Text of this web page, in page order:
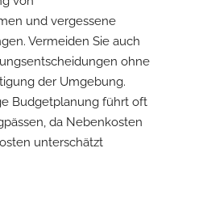
und vergessene
Vermeiden Sie auch
ohne
der Umgebung.
Budgetplanung führt oft
da Nebenkosten
unterschätzt